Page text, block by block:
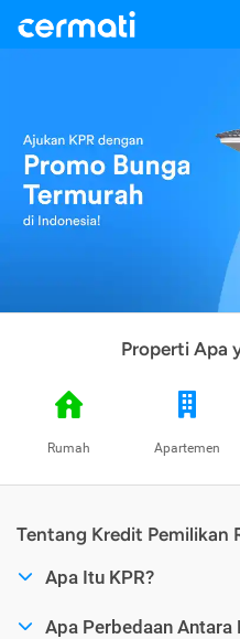
Properti Apa
Rumah Apartemen
Tentang Kredit Pemilikan
Apa Itu KPR?
Apa Perbedaan Antara